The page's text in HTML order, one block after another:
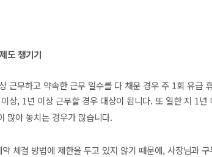
도 챙기기
근무하고 약속한 근무 일수를 다 채운 경우 주 1회 유급
상, 1년 이상 근무할 경우 대상이 됩니다. 또 일한 지 1년
많아 놓치는 경우가 많습니다.
체결 방법에 제한을 두고 있지 않기 때문에, 사장님과